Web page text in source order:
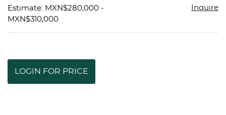
Estimate: MXN$280,000 -
MXN$310,000
Inquire
LOGIN FOR PRICE